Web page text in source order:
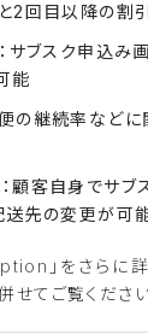
2回目以降の割
サブスク申込み
能
の継続率などに
顧客自身でサブ
送先の変更が可
」をさらに
せてご覧ください